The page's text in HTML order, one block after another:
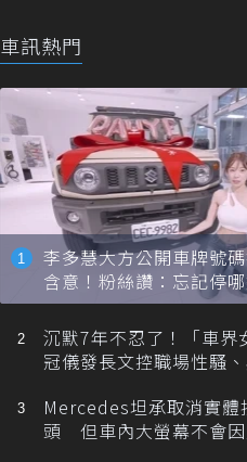
車訊熱門
李多慧大方公開車牌號
含意！粉絲讚：忘記停
忙找車
沉默7年不忍了！「車界
冠儀發長文控職場性騷
Mercedes坦承取消實體
頭 但車內大螢幕不會因